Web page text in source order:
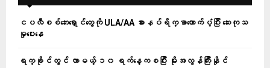
ငပလီစစ်ဘေးရှောင်တွေကို ULA/AA စားနပ်ရိက္ခာထောက်ပံ့ပြီး ဆေးကုသ
မှုပေးနေ
ရက္ခိုင်တွင် လာမယ့် ၁၀ ရက်နေ့ကစပြီး မိုးအလွန်ကြီးနိုင်